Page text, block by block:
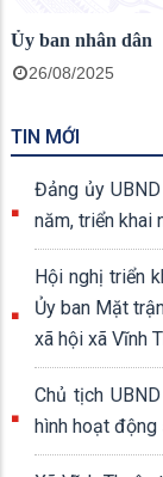
Ủy ban nhân dân
26/08/2025
TIN MỚI
Đảng ủy
năm, triển khai
Hội nghị triển
Ủy ban Mặt
xã hội xã Vĩnh
Chủ tịch
hình hoạt động